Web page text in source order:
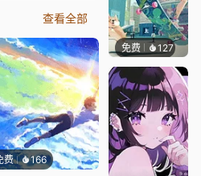
查看全部
费 166
免费 127